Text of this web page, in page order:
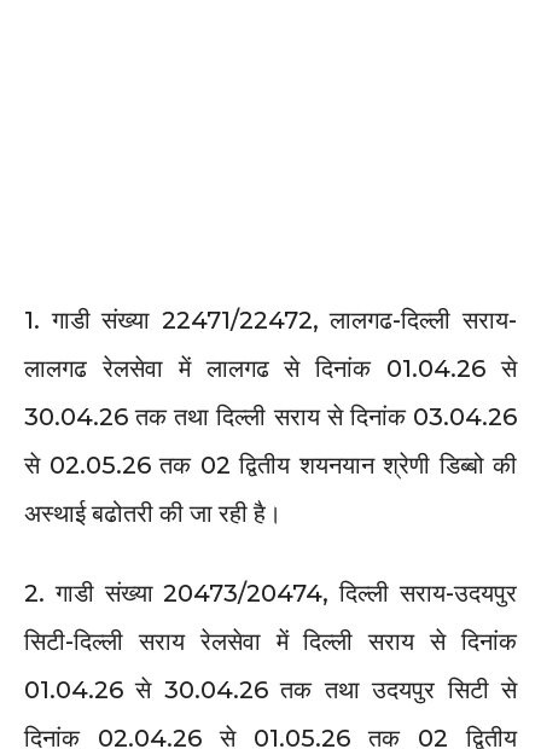
1. गाडी संख्या 22471/22472, लालगढ-दिल्ली सराय-
लालगढ रेलसेवा में लालगढ से दिनांक 01.04.26 से
30.04.26 तक तथा दिल्ली सराय से दिनांक 03.04.26
से 02.05.26 तक 02 द्वितीय शयनयान श्रेणी डिब्बो की
अस्थाई बढोतरी की जा रही है।
2. गाडी संख्या 20473/20474, दिल्ली सराय-उदयपुर
सिटी-दिल्ली सराय रेलसेवा में दिल्ली सराय से दिनांक
01.04.26 से 30.04.26 तक तथा उदयपुर सिटी से
दिनांक 02.04.26 से 01.05.26 तक 02 द्वितीय